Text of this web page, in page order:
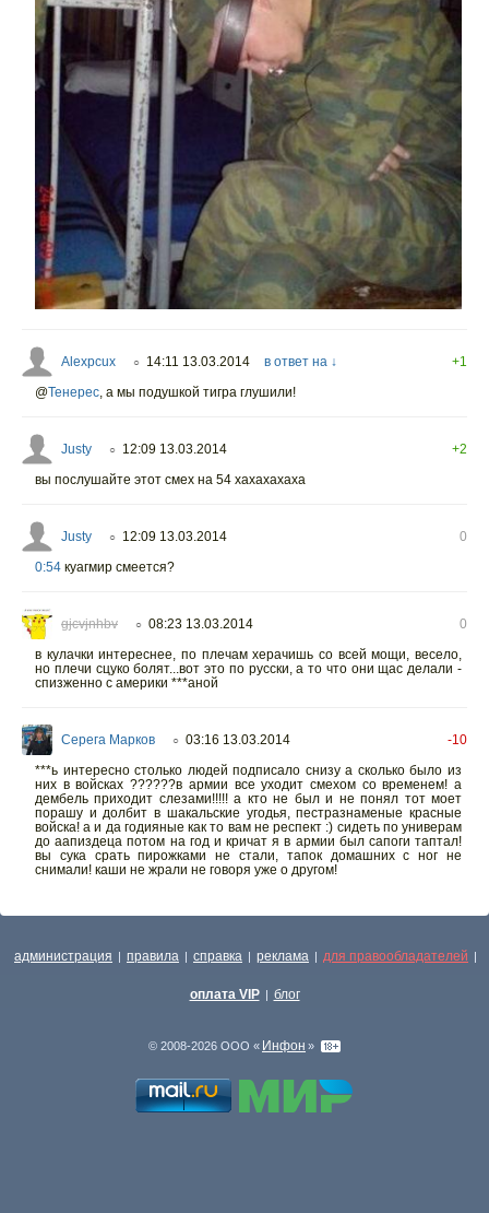
Alexpcux ○ 14:11 13.03.2014 в ответ на ↓
+1
@Тенерес, а мы подушкой тигра глушили!
Justy ○ 12:09 13.03.2014
+2
вы послушайте этот смех на 54 хахахахаха
Justy ○ 12:09 13.03.2014
0
0:54 куагмир смеется?
gjcvjnhbv ○ 08:23 13.03.2014
0
в кулачки интереснее, по плечам херачишь со всей мощи, весело,
но плечи сцуко болят...вот это по русски, а то что они щас делали -
спизженно с америки ***аной
Серега Марков ○ 03:16 13.03.2014
-10
***ь интересно столько людей подписало снизу а сколько было из
них в войсках ??????в армии все уходит смехом со временем! а
дембель приходит слезами!!!!! а кто не был и не понял тот моет
порашу и долбит в шакальские угодья, пестразнаменые красные
войска! а и да годияные как то вам не респект :) сидеть по универам
до аапиздеца потом на год и кричат я в армии был сапоги таптал!
вы сука срать пирожками не стали, тапок домашних с ног не
снимали! каши не жрали не говоря уже о другом!
администрация | правила | справка | реклама | для правообладателей |
оплата VIP | блог
© 2008-2026 ООО « Инфон »